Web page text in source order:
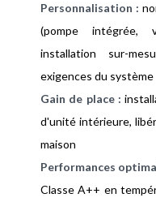
Personnalisation :
(pompe intégrée,
installation sur-
exigences du système
Gain de place :
d'unité intérieure,
maison
Performances
Classe A++ en